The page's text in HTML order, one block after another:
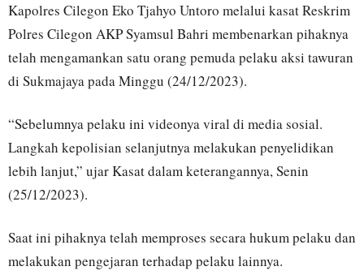
Kapolres Cilegon Eko Tjahyo Untoro melalui kasat Reskrim
Polres Cilegon AKP Syamsul Bahri membenarkan pihaknya
telah mengamankan satu orang pemuda pelaku aksi tawuran
di Sukmajaya pada Minggu (24/12/2023).
“Sebelumnya pelaku ini videonya viral di media sosial.
Langkah kepolisian selanjutnya melakukan penyelidikan
lebih lanjut,” ujar Kasat dalam keterangannya, Senin
(25/12/2023).
Saat ini pihaknya telah memproses secara hukum pelaku dan
melakukan pengejaran terhadap pelaku lainnya.